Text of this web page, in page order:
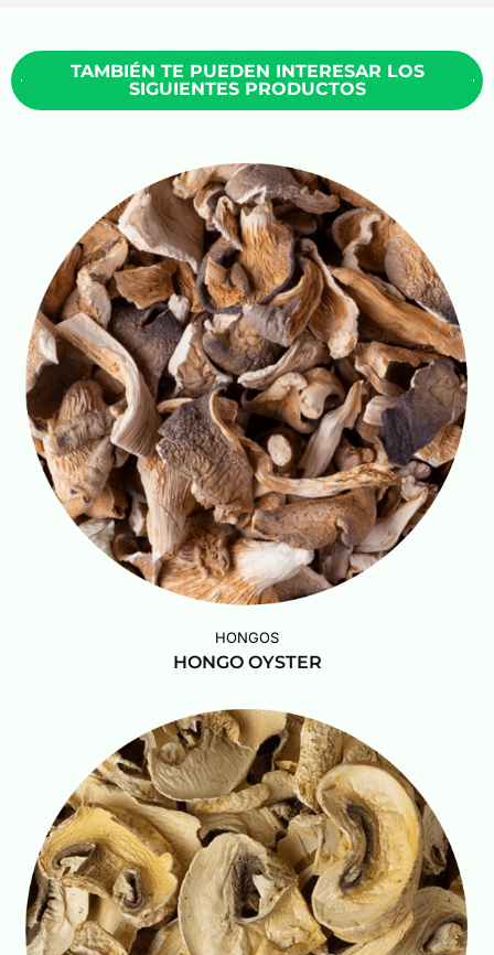
TAMBIÉN TE PUEDEN INTERESAR LOS
SIGUIENTES PRODUCTOS
HONGOS
HONGO OYSTER